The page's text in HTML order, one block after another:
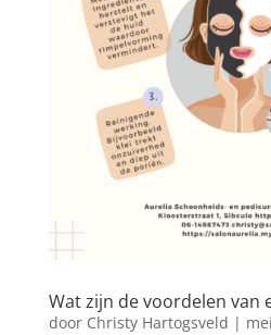
Wat zijn de voordelen van
door Christy Hartogsveld |